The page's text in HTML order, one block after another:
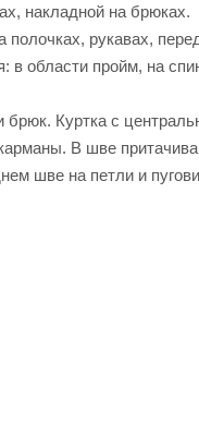
накладной на брюках.
полочках, рукавах,
в области пройм, на
брюк. Куртка с
В шве
шве на петли и